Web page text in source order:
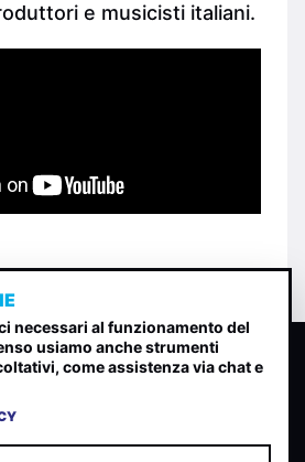
e musicisti italiani.
generata dall analisi di
necessari al funzionamento del
usiamo anche strumenti
come assistenza via chat e